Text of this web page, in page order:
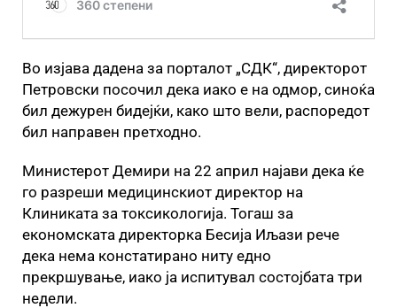
Во изјава дадена за порталот „СДК“, директорот
Петровски посочил дека иако е на одмор, синоќа
бил дежурен бидејќи, како што вели, распоредот
бил направен претходно.
Министерот Демири на 22 април најави дека ќе
го разреши медицинскиот директор на
Клиниката за токсикологија. Тогаш за
економската директорка Бесија Иљази рече
дека нема констатирано ниту едно
прекршување, иако ја испитувал состојбата три
недели.